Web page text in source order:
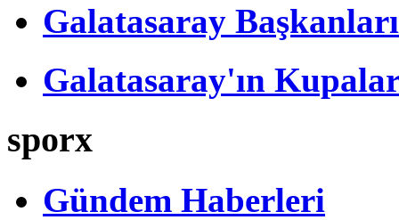
Galatasaray Başkanları
Galatasaray'ın
sporx
Gündem Haberleri